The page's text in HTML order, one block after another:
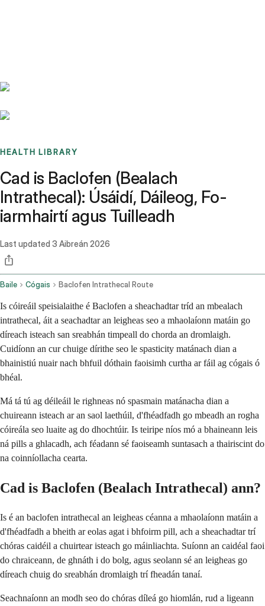
HEALTH LIBRARY
Cad is Baclofen (Bealach
Intrathecal): Úsáidí, Dáileog, Fo-
iarmhairtí agus Tuilleadh
Last updated 3 Aibreán 2026
Baile Cógais Baclofen Intrathecal Route
Is cóireáil speisialaithe é Baclofen a sheachadtar tríd an mbealach
intrathecal, áit a seachadtar an leigheas seo a mhaolaíonn matáin go
díreach isteach san sreabhán timpeall do chorda an dromlaigh.
Cuidíonn an cur chuige dírithe seo le spasticity matánach dian a
bhainistiú nuair nach bhfuil dóthain faoisimh curtha ar fáil ag cógais ó
bhéal.
Má tá tú ag déileáil le righneas nó spasmain matánacha dian a
chuireann isteach ar an saol laethúil, d'fhéadfadh go mbeadh an rogha
cóireála seo luaite ag do dhochtúir. Is teiripe níos mó a bhaineann leis
ná pills a ghlacadh, ach féadann sé faoiseamh suntasach a thairiscint do
na coinníollacha cearta.
Cad is Baclofen (Bealach Intrathecal) ann?
Is é an baclofen intrathecal an leigheas céanna a mhaolaíonn matáin a
d'fhéadfadh a bheith ar eolas agat i bhfoirm pill, ach a sheachadtar trí
chóras caidéil a chuirtear isteach go máinliachta. Suíonn an caidéal faoi
do chraiceann, de ghnáth i do bolg, agus seolann sé an leigheas go
díreach chuig do sreabhán dromlaigh trí fheadán tanaí.
Seachnaíonn an modh seo do chóras díleá go hiomlán, rud a ligeann